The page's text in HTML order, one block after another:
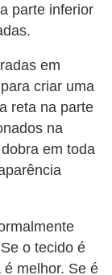
parte inferior
em
criar uma
reta na parte
na
em toda
o tecido é
melhor. Se é